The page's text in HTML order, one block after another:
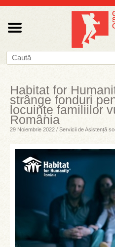
Habitat for
strânge fonduri
locuințe familiilor
România
29 Noiembrie 2022 / Servicii de Asistență